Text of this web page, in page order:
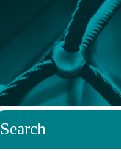
Search